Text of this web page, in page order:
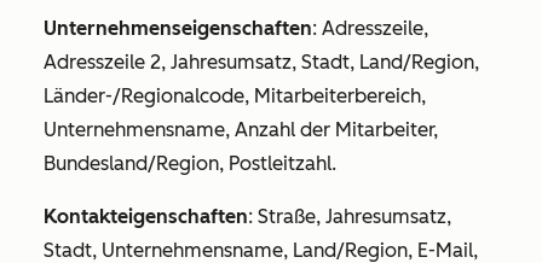
Unternehmenseigenschaften: Adresszeile,
Adresszeile 2, Jahresumsatz, Stadt, Land/Region,
Länder-/Regionalcode, Mitarbeiterbereich,
Unternehmensname, Anzahl der Mitarbeiter,
Bundesland/Region, Postleitzahl.
Kontakteigenschaften: Straße, Jahresumsatz,
Stadt, Unternehmensname, Land/Region, E-Mail,